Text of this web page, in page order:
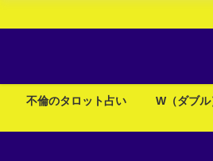
不倫のタロット占い W（ダブ